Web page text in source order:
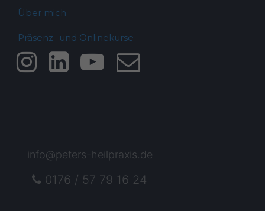
Über mich
Präsenz- und Onlinekurse
info@peters-heilpraxis.de
0176 / 57 79 16 24